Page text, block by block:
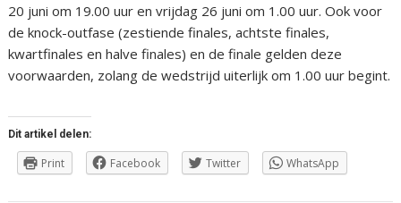
20 juni om 19.00 uur en vrijdag 26 juni om 1.00 uur. Ook voor
de knock-outfase (zestiende finales, achtste finales,
kwartfinales en halve finales) en de finale gelden deze
voorwaarden, zolang de wedstrijd uiterlijk om 1.00 uur begint.
Dit artikel delen:
Print Facebook Twitter WhatsApp